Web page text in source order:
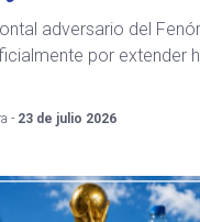
adversario del
por extender
- 23 de julio 2026